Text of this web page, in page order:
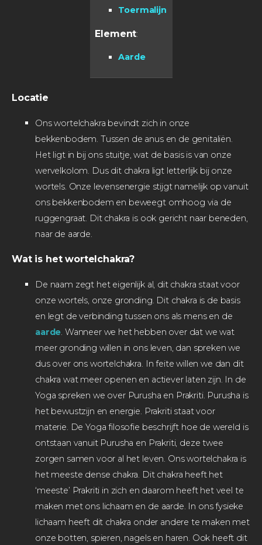
Toermalijn
Element:
Aarde
Locatie
Ons wortelchakra bevindt zich in onze
bekkenbodem. Tussen de anus en de genitaliën.
Het ligt in bij ons stuitje, wat de basis is van onze
wervelkolom. Dus dit chakra ligt letterlijk bij onze
wortels. Onze levensenergie stijgt namelijk op vanuit
ons bekkenbodem en beweegt omhoog via de
ruggengraat. Dit chakra is ook gericht naar beneden,
naar de aarde.
Wat is het wortelchakra?
De naam zegt het eigenlijk al, dit chakra staat voor
onze wortels, onze gronding. Dit chakra is de basis
en legt de verbinding tussen ons als mens en de
aarde. Wanneer we het hebben over dat we wat
meer gronding willen in ons leven, dan spreken we
dus over ons wortelchakra. In feite willen we dan dit
chakra wat meer openen en actiever laten zijn. In de
Yoga spreken we over Purusha en Prakriti. Purusha is
het bewustzijn en energie. Prakriti staat voor
materie. De Yoga filosofie beschrijft hoe de wereld is
ontstaan vanuit Purusha en Prakriti, deze twee
zorgen samen voor al het leven. Ons wortelchakra is
het meeste dense chakra. Dit chakra heeft het
‘meeste’ Prakriti in zich en daarom heeft het veel te
maken met ons lichaam en de aarde. In ons fysieke
lichaam heeft dit chakra onder andere te maken met
onze botten, spieren, nagels en haren. Ook heeft dit